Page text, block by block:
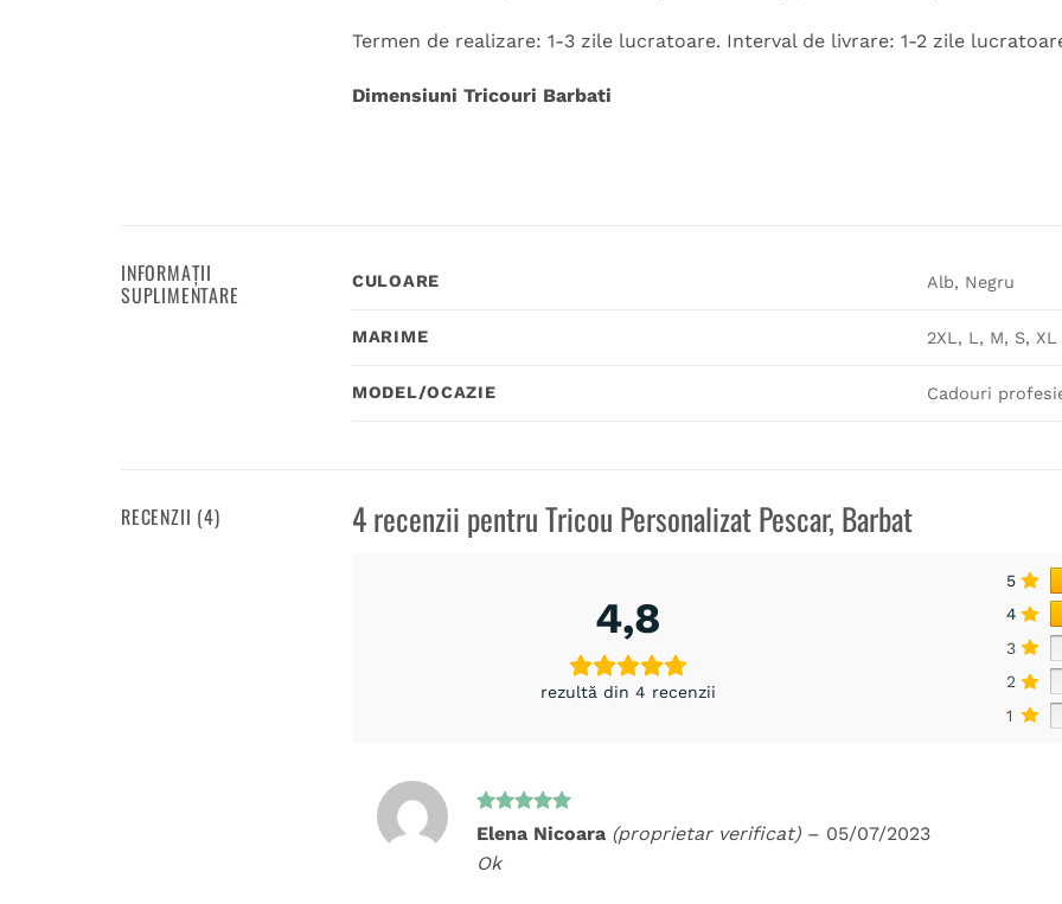
Termen de realizare: 1-3 zile lucratoare. Interval de livrare: 1-2 zile
Dimensiuni Tricouri Barbati
INFORMAȚII
SUPLIMENTARE CULOARE Alb, Negru
MARIME 2XL, L, M, S, XL
MODEL/OCAZIE Cadouri
RECENZII (4) 4 recenzii pentruTricou Personalizat Pescar, Barbat
4,8
rezultă din 4 recenzii
5
4
3
2
1
Evaluat la
5din 5
Elena Nicoara (proprietar verificat) – 05/07/2023
Ok